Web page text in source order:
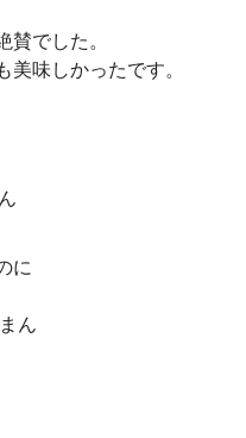
賛でした。
味しかったです。
に
ん